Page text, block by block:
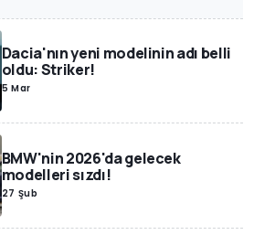
Dacia'nın yeni modelinin adı belli
oldu: Striker!
5 Mar
BMW'nin 2026'da gelecek
modelleri sızdı!
27 Şub